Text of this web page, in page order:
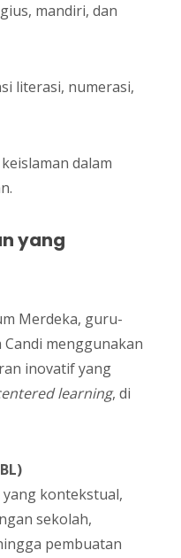
mandiri, dan
literasi, numerasi,
dalam
yang
Merdeka, guru-
Candi menggunakan
inovatif yang
learning, di
kontekstual,
sekolah,
pembuatan